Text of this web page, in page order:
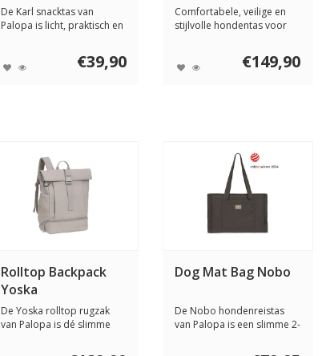
De Karl snacktas van
Palopa is licht, praktisch en
€39,90
Comfortabele, veilige en
stijlvolle hondentas voor
€149,90
Rolltop Backpack
Yoska
De Yoska rolltop rugzak
van Palopa is dé slimme
Dog Mat Bag Nobo
De Nobo hondenreistas
van Palopa is een slimme 2-